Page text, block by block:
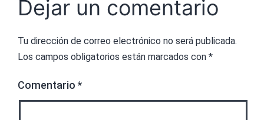
Dejar un comentario
Tu dirección de correo electrónico no será publicada.
Los campos obligatorios están marcados con *
Comentario *